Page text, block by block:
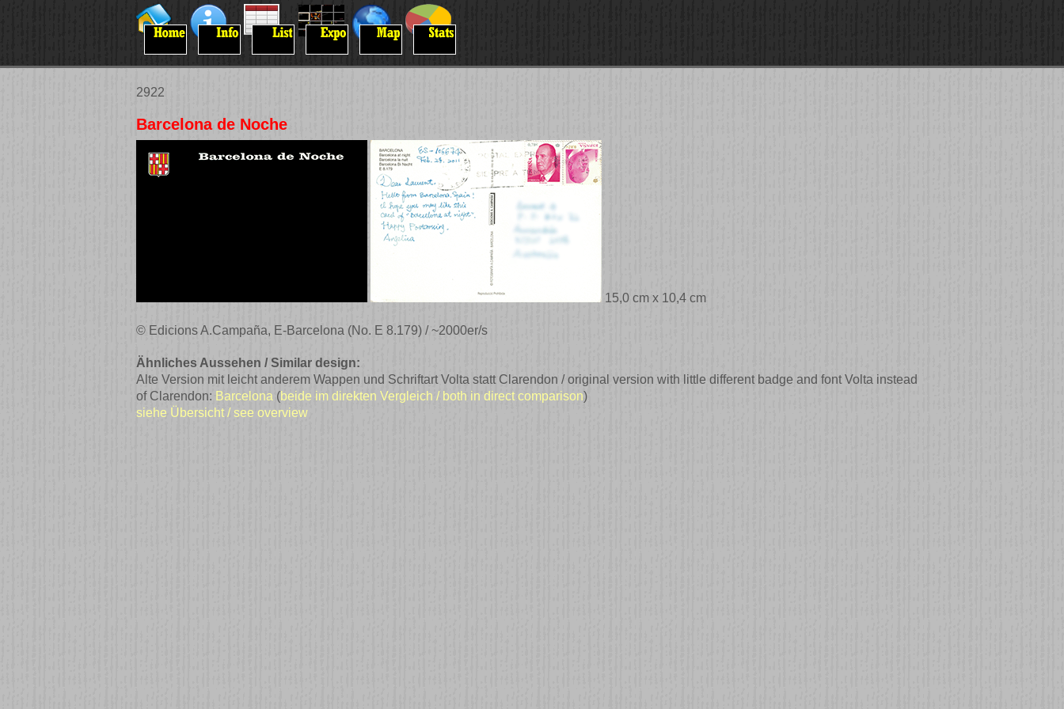
2922
Barcelona de Noche
15,0 cm x 10,4 cm
© Edicions A.Campaña, E-Barcelona (No. E 8.179) / ~2000er/s
Ähnliches Aussehen / Similar design:
Alte Version mit leicht anderem Wappen und Schriftart Volta statt Clarendon / original version with little different badge and font Volta instead
of Clarendon: Barcelona (beide im direkten Vergleich / both in direct comparison)
siehe Übersicht / see overview